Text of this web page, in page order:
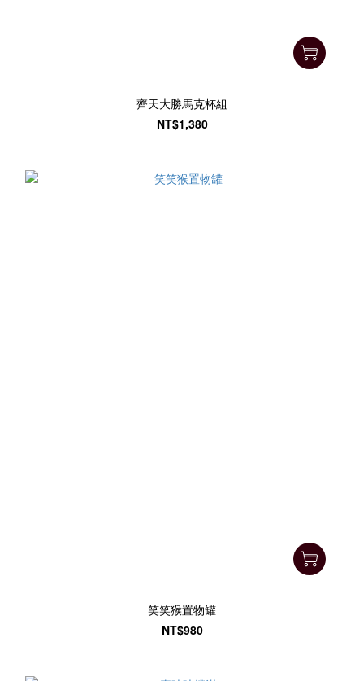
齊天大勝馬克杯組
NT$1,380
笑笑猴置物罐
NT$980